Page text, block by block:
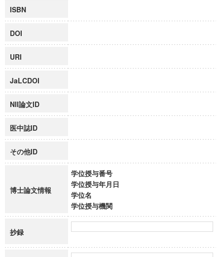
ISBN
DOI
URI
JaLCDOI
NII論文ID
医中誌ID
その他ID
博士論文情報
学位授与番号
学位授与年月日
学位名
学位授与機関
抄録